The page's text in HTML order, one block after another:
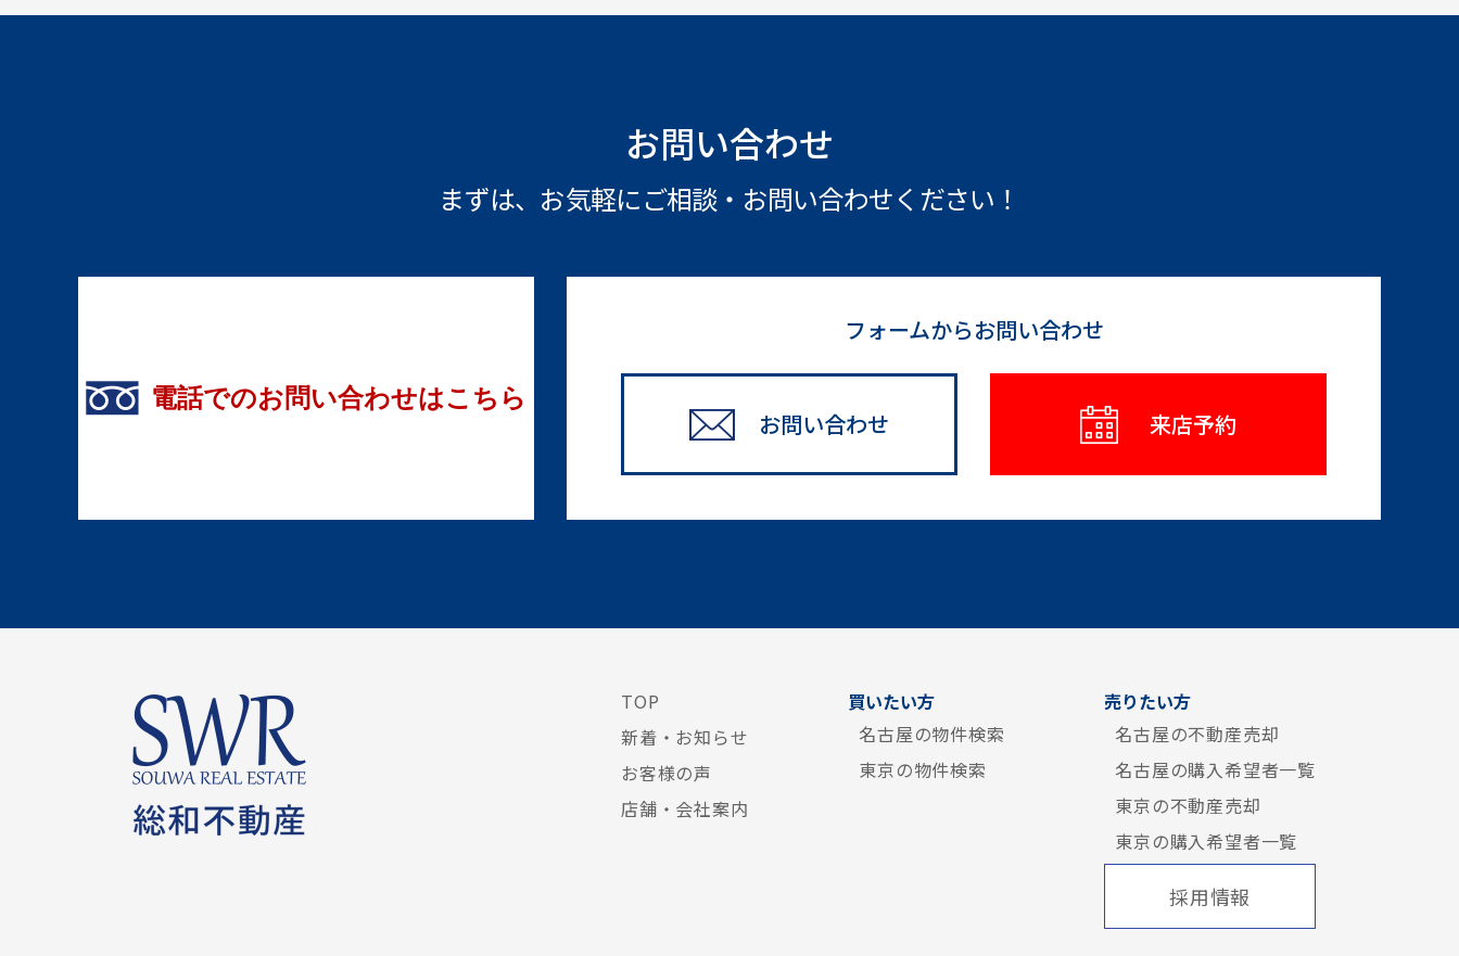
お問い合わせ
まずは、お気軽にご相談・ お問い合わせください！
電話でのお問い合わせはこちら
フォームからお問い合わせ
お問い合わせ 来店予約
TOP
新着・お知らせ
お客様の声
店舗・会社案内
買いたい方
名古屋の物件検索
東京の物件検索
売りたい方
名古屋の不動産売却
名古屋の購入希望者一覧
東京の不動産売却
東京の購入希望者一覧
採用情報